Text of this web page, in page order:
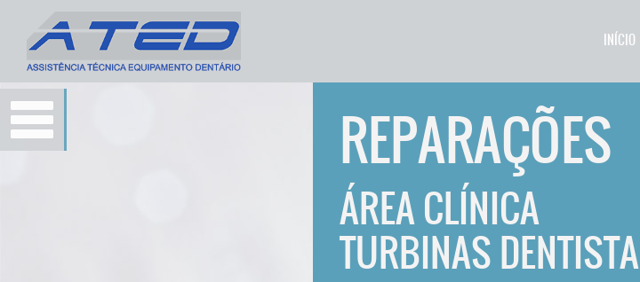
INÍCIO
REPARAÇÕES
ÁREA CLÍNICA
TURBINAS DENTISTA